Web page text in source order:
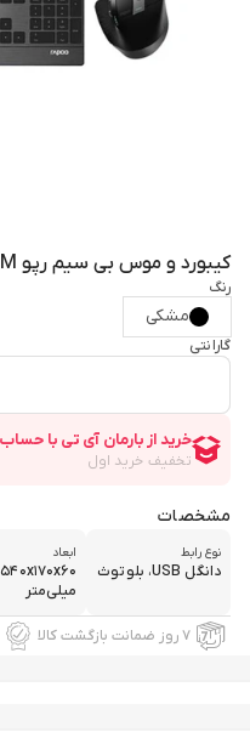
کیبورد و موس بی سیم رپو 9900M
رنگ
مشکی
گارانتی
مشخصات
نوع رابط
دانگل USB، بلوتوث
ابعاد
۵۴۰x۱۷۰x۶۰
میلی‌متر
۷ روز ضمانت بازگشت کالا